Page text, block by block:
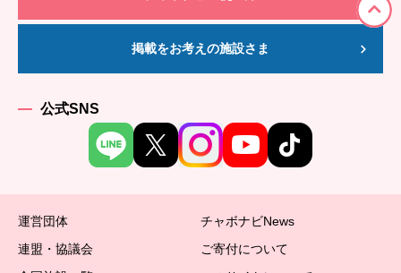
掲載をお考えの施設さま
公式SNS
運営団体
チャボナビNews
連盟・協議会
ご寄付について